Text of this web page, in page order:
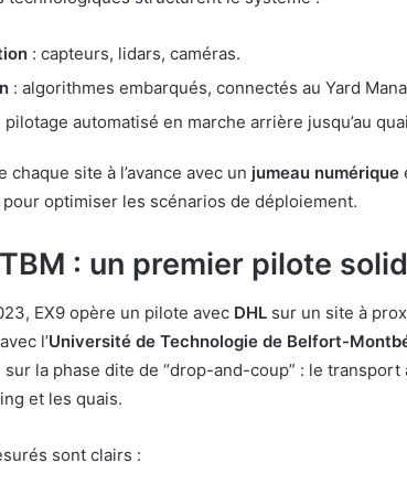
: capteurs, lidars, caméras.
: algorithmes embarqués, connectés au Yard
pilotage automatisé en marche arrière jusqu’au
chaque site à l’avance avec un jumeau numérique
pour optimiser les scénarios de déploiement.
: un premier pilote
EX9 opère un pilote avec DHL sur un site à
l’Université de Technologie de Belfort-
la phase dite de “drop-and-coup” : le
et les quais.
sont clairs :